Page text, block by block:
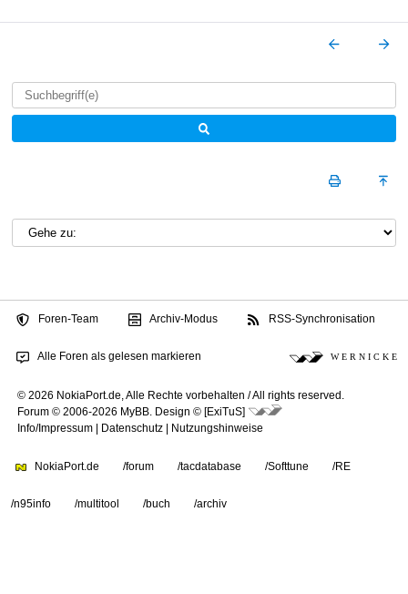
Foren-Team Archiv-Modus RSS-Synchronisation
Alle Foren als gelesen markieren W E R N I C K E
© 2026 NokiaPort.de, Alle Rechte vorbehalten /All rights reserved.
Forum © 2006-2026 MyBB
Design © [ExiTuS]
Info/Impressum
Datenschutz Nutzungshinweise
NokiaPort.de /forum /tacdatabase /Softtune /RE
/n95info /multitool /buch /archiv